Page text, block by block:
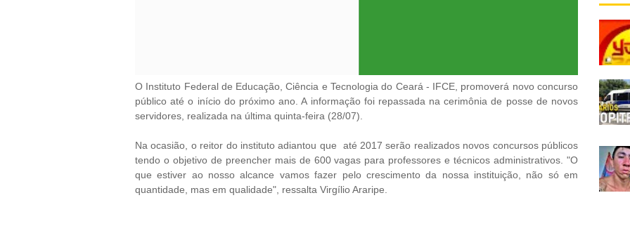
O Instituto Federal de Educação, Ciência e Tecnologia do Ceará - IFCE, promoverá novo concurso
público até o início do próximo ano. A informação foi repassada na cerimônia de posse de novos
servidores, realizada na última quinta-feira (28/07).
Na ocasião, o reitor do instituto adiantou que até 2017 serão realizados novos concursos públicos
tendo o objetivo de preencher mais de 600 vagas para professores e técnicos administrativos. "O
que estiver ao nosso alcance vamos fazer pelo crescimento da nossa instituição, não só em
quantidade, mas em qualidade", ressalta Virgílio Araripe.